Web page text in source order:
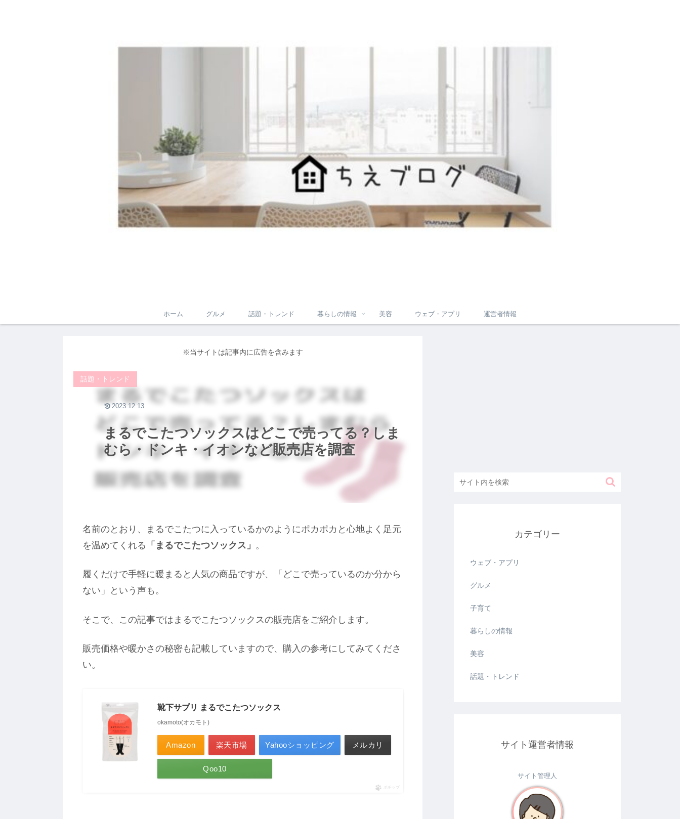
ホーム グルメ 話題・トレンド 暮らしの情報 美容 ウェブ・アプリ 運営者情報
※当サイトは記事内に広告を含みます
まるでこたつソックスはどこで売ってる？しま
むら・ドンキ・イオンなど販売店を調査
話題・トレンド
2023.12.13
名前のとおり、まるでこたつに入っているかのようにポカポカと心地よく足元
を温めてくれる 「まるでこたつソックス」 。
履くだけで手軽に暖まると人気の商品ですが、「どこで売っているのか分から
ない」という声も。
そこで、この記事ではまるでこたつソックスの販売店をご紹介します。
販売価格や暖かさの秘密も記載していますので、購入の参考にしてみてくださ
い。
靴下サプリ まるでこたつソックス
okamoto(オカモト)
Amazon 楽天市場 Yahooショッピング メルカリ
Qoo10
ポチップ
カテゴリー
ウェブ・アプリ
グルメ
子育て
暮らしの情報
美容
話題・トレンド
サイト運営者情報
サイト管理人